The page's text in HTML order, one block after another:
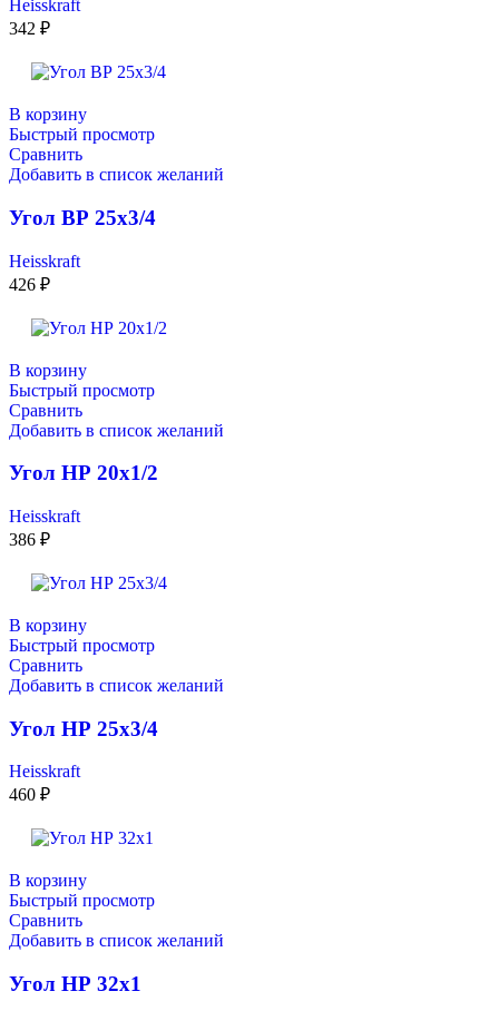
Heisskraft
342 ₽
В корзину
Быстрый просмотр
Сравнить
Добавить в список желаний
Угол ВР 25х3/4
Heisskraft
426 ₽
В корзину
Быстрый просмотр
Сравнить
Добавить в список желаний
Угол НР 20х1/2
Heisskraft
386 ₽
В корзину
Быстрый просмотр
Сравнить
Добавить в список желаний
Угол НР 25х3/4
Heisskraft
460 ₽
В корзину
Быстрый просмотр
Сравнить
Добавить в список желаний
Угол НР 32х1